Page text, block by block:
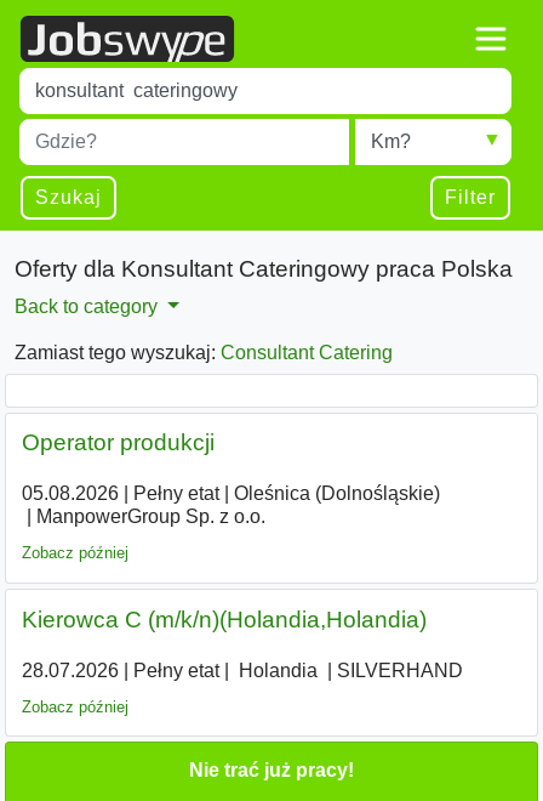
Title
Type 1 or more characters for results.
Miejscowość
Type 1 or more characters for results.
Radius
Szukaj Filter
Oferty dla Konsultant Cateringowy praca Polska
Back to category
Zamiast tego wyszukaj: Consultant Catering
Operator produkcji
05.08.2026| Pełny etat| Oleśnica (Dolnośląskie)|
ManpowerGroup Sp. z o.o.
Zobacz później
Kierowca C (m/k/n)(Holandia,Holandia)
28.07.2026| Pełny etat| Holandia SILVERHAND
Zobacz później
Nie trać już pracy!